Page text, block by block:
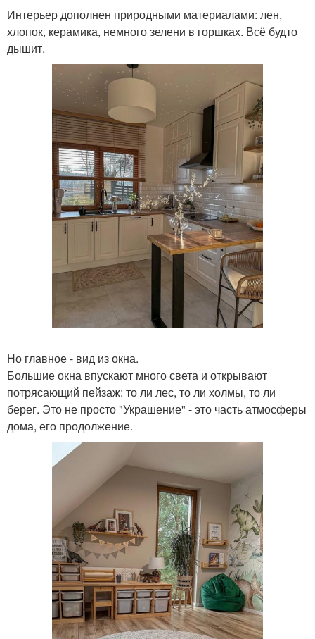
Интерьер дополнен природными материалами: лен,
хлопок, керамика, немного зелени в горшках. Всё будто
дышит.
Но главное - вид из окна.
Большие окна впускают много света и открывают
потрясающий пейзаж: то ли лес, то ли холмы, то ли
берег. Это не просто "Украшение" - это часть атмосферы
дома, его продолжение.